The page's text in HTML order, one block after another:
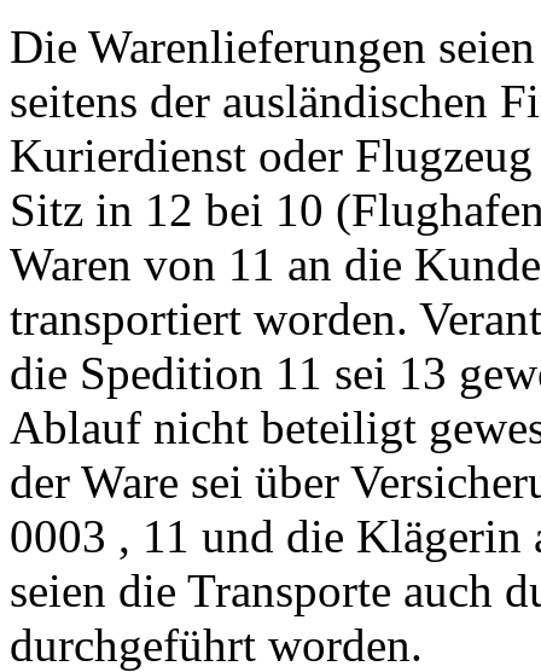
Die Warenlieferungen
seitens der ausländischen
Kurierdienst oder
Sitz in 12 bei 10
Waren von 11 an die
transportiert worden.
die Spedition 11 sei 13
Ablauf nicht beteiligt
der Ware sei über
0003 , 11 und die Klägerin
seien die Transporte auch
durchgeführt worden.